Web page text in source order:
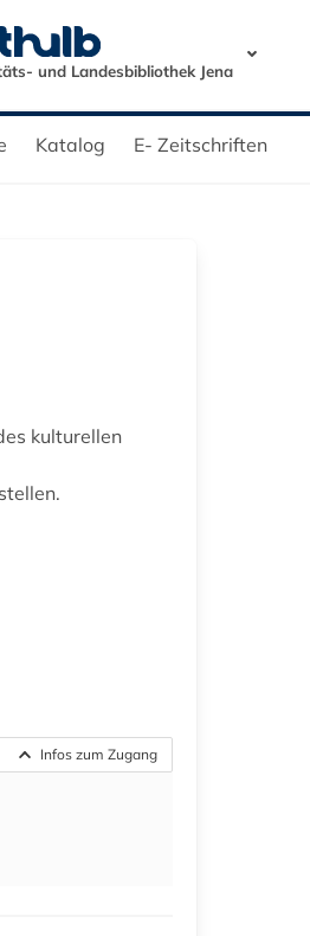
und Landesbibliothek Jena
Katalog E- Zeitschriften
kulturellen
Infos zum Zugang